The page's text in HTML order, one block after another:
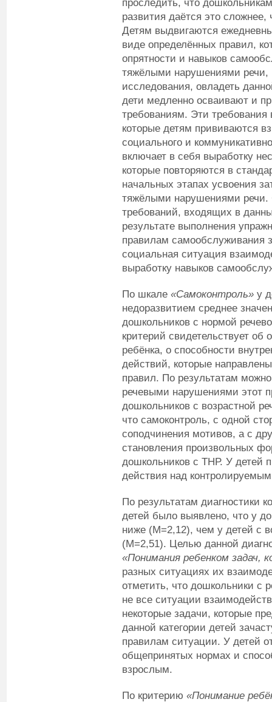
проследить, что
развития даётся это
Детям выдвигаются
виде определённых правил,
опрятности и навыков
тяжёлыми нарушениями речи,
исследования, овладеть
дети медленно осваивают и
требованиям. Эти
которые детям прививаются
социального и
включает в себя выработку
которые повторяются в
начальных этапах усвоения
тяжёлыми нарушениями речи.
требований, входящих в
результате выполнения
правилам самообслуживания
социальная ситуация
выработку навыков
По шкале «Самоконтроль» у
недоразвитием среднее
дошкольников с нормой
критерий свидетельствует об
ребёнка, о способности
действий, которые
правил. По результатам
речевыми нарушениями этот
дошкольников с возрастной
что самоконтроль, с одной
соподчинения мотивов, а с
становления произвольных
дошкольников с ТНР. У детей
действия над
По результатам диагностики
детей было выявлено, что у
ниже (M=2,12), чем у детей с
(M=2,51). Целью данной
«Понимания ребенком задач,
разных ситуациях их
отметить, что дошкольники с
не все ситуации
некоторые задачи, которые
данной категории детей
правилам ситуации. У детей
общепринятых нормах и
взрослым.
По критерию «Понимание